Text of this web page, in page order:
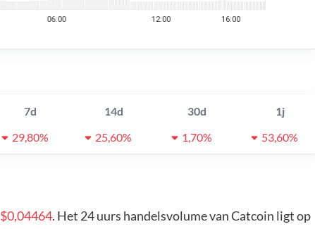
7d 14d 30d
1j
29,80% 25,60% 1,70% 53,60%
$0,04464. Het 24 uurs handelsvolume van Catcoin ligt op